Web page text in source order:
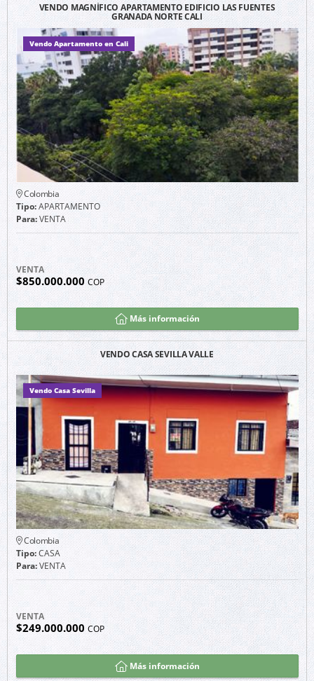
VENDO MAGNÍFICO APARTAMENTO EDIFICIO LAS FUENTES
GRANADA NORTE CALI
Vendo Apartamento en Cali
Colombia
Tipo:APARTAMENTO
Para:VENTA
VENTA
$850.000.000COP
Más información
VENDO CASA SEVILLA VALLE
Vendo Casa Sevilla
Colombia
Tipo:CASA
Para:VENTA
VENTA
$249.000.000 COP
Más información